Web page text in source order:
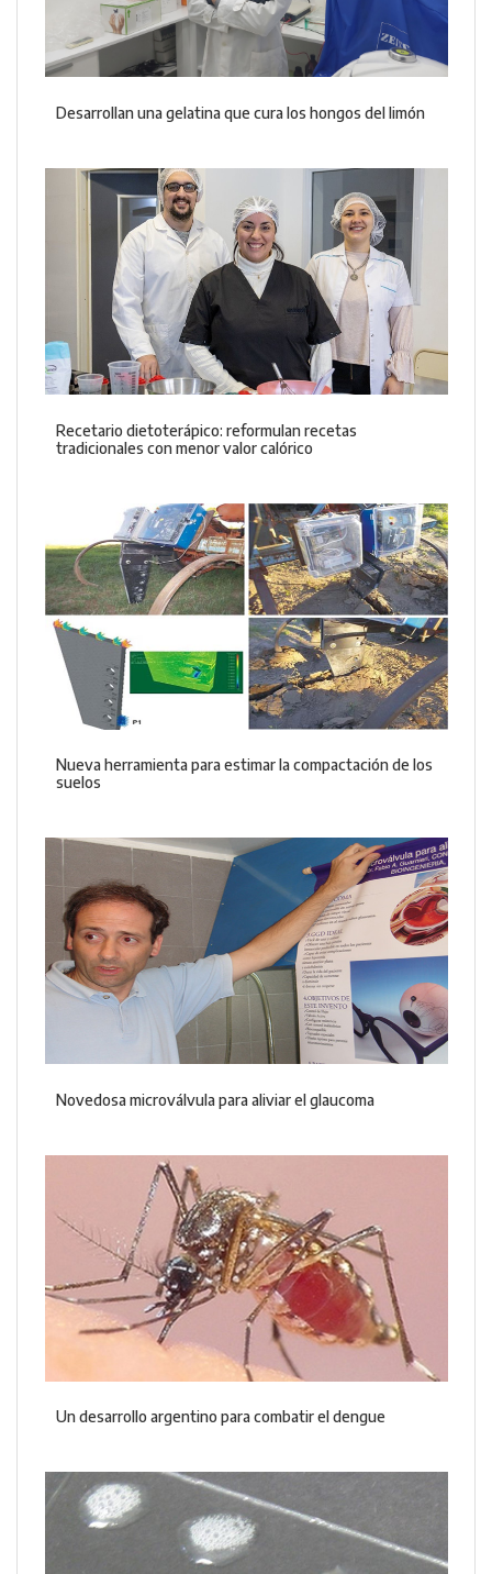
Desarrollan una gelatina que cura los hongos del limón
Recetario dietoterápico: reformulan recetas
tradicionales con menor valor calórico
Nueva herramienta para estimar la compactación de los
suelos
Novedosa microválvula para aliviar el glaucoma
Un desarrollo argentino para combatir el dengue